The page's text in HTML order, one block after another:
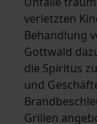
verletzten
Behandlung
Gottwald
die Spiritus
und
Grillen